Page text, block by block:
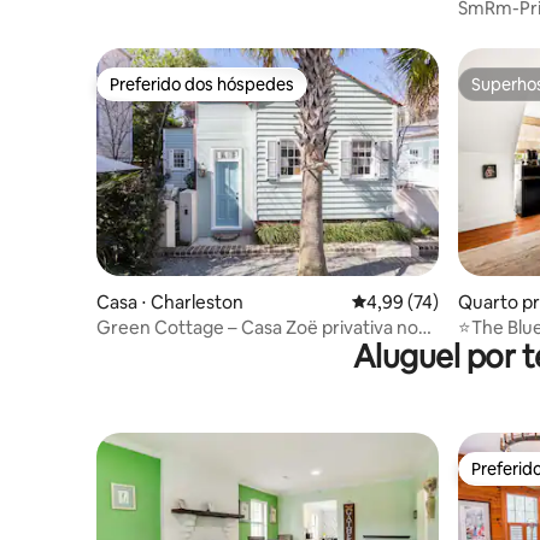
n
SmRm-
Preferido dos hóspedes
Preferido dos hóspedes
Casa ⋅ Charleston 4,99 de uma
4,99 (74)
Green Cottage – Casa Zoë privativa no
Quarto
n
⭐The
por
Aluguel por